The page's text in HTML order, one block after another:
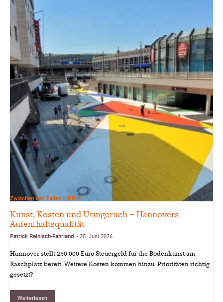
Zwischen den Zeilen – P.R.-F.
Kunst, Kosten und Uringeruch – Hannovers
Aufenthaltsqualität
Patrick Reinisch-Fahrland - 25. Juni 2026
Hannover stellt 250.000 Euro Steuergeld für die Bodenkunst am
Raschplatz bereit. Weitere Kosten kommen hinzu. Prioritäten richtig
gesetzt?
Weiterlesen